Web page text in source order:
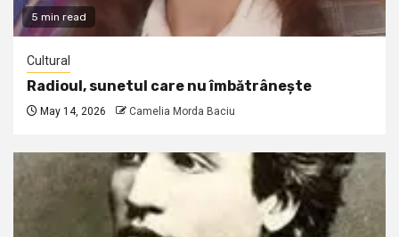
5 min read
Cultural
Radioul, sunetul care nu îmbătrânește
May 14, 2026 Camelia Morda Baciu